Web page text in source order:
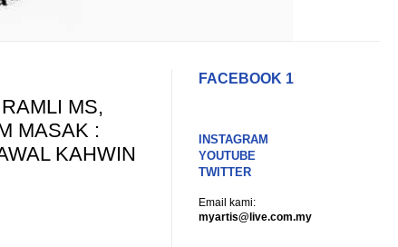
MS,
MASAK :
KAHWIN
FACEBOOK 1
INSTAGRAM
YOUTUBE
TWITTER
Email kami:
myartis@live.com.my